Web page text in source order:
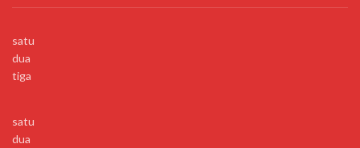
satu
dua
tiga
satu
dua